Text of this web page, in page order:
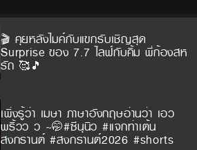
🎬 คุยหลังไมค์กับแขกรับเชิญสุด
Surprise ของ 7.7 ไลฟ์กับคิ้ม พี่ก้องสห
รัถ 🥰🎵
เพิ่งรู้ว่า เมษา ภาษาอังกฤษอ่านว่า เอว
พริ้วว ว ~🤭#ซีนุนิว #แจกท่าเต้น
สงกรานต์ #สงกรานต์2026 #shorts